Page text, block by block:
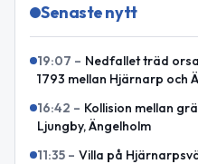
Senaste nytt
19:07 – Nedfallet träd
1793 mellan Hjärnarp och
16:42 – Kollision mellan
Ljungby, Ängelholm
11:35 – Villa på